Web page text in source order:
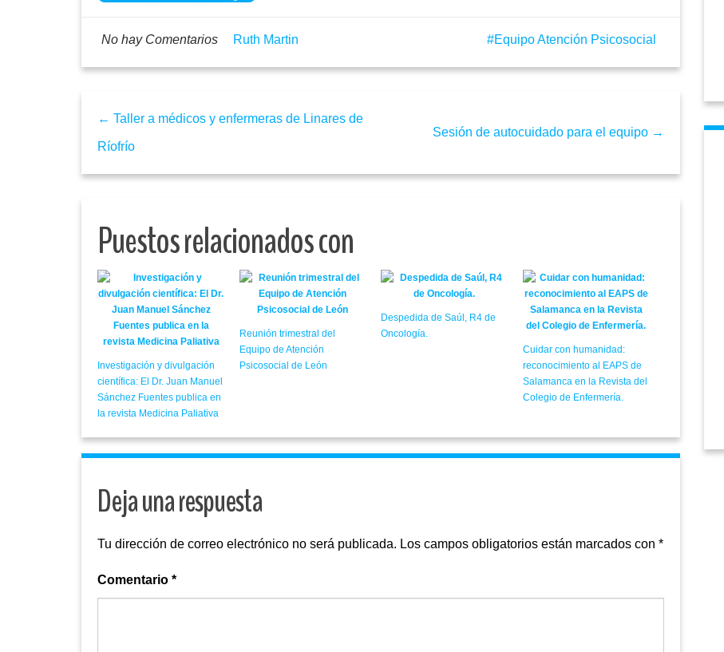
Equipo Atención Psicosocial
No hay Comentarios Ruth Martin
← Taller a médicos y enfermeras de Linares de
Ríofrío
Sesión de autocuidado para el equipo →
Puestos relacionados con
Investigación y divulgación
científica: El Dr. Juan Manuel
Sánchez Fuentes publica en
la revista Medicina Paliativa
Reunión trimestral del
Equipo de Atención
Psicosocial de León
Despedida de Saúl, R4 de
Oncología.
Cuidar con humanidad:
reconocimiento al EAPS de
Salamanca en la Revista del
Colegio de Enfermería.
Deja una respuesta
Tu dirección de correo electrónico no será publicada. Los campos obligatorios están marcados con *
Comentario *